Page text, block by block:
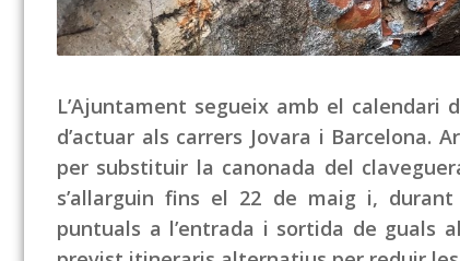
L’Ajuntament segueix amb el calendari
d’actuar als carrers Jovara i Barcelona.
per substituir la canonada del
s’allarguin fins el 22 de maig i,
puntuals a l’entrada i sortida de guals